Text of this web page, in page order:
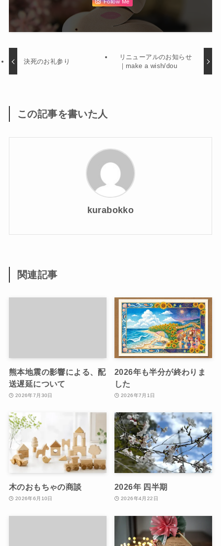
Follow Me
決死のお礼参り
リニューアルのお知らせ
｜make a wish/dou
この記事を書いた人
kurabokko
関連記事
熊本地震の影響による、配
送遅延について
2026年7月30日
2026年も半分が終わりま
した
2026年7月1日
木のおもちゃの商談
2026年6月10日
2026年 四半期
2026年4月22日